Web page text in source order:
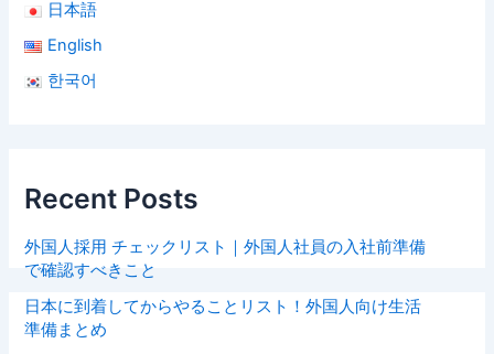
日本語
English
한국어
Recent Posts
外国人採用 チェックリスト｜外国人社員の入社前準備
で確認すべきこと
日本に到着してからやることリスト！外国人向け生活
準備まとめ